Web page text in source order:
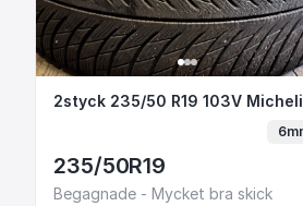
2styck 235/50 R19
235/50R19
Begagnade - Mycket bra skick